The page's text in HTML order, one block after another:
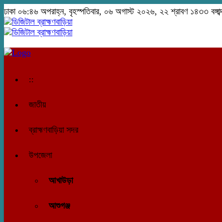
ঢাকা ০৬:৪৬ অপরাহ্ন, বৃহস্পতিবার, ০৬ অগাস্ট ২০২৬, ২২ শ্রাবণ ১৪৩৩
::
জাতীয়
ব্রাহ্মণবাড়িয়া সদর
উপজেলা
আখাউড়া
আশুগঞ্জ